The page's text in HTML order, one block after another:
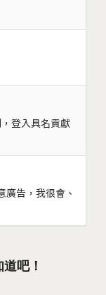
登入具名貢獻
廣告，我很會、
吧！